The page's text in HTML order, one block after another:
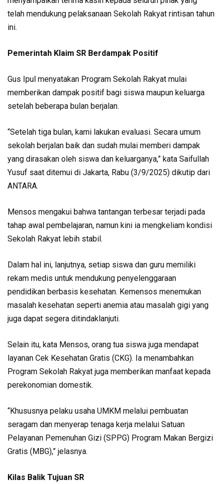
telah mendukung pelaksanaan Sekolah Rakyat rintisan tahun
ini.
Pemerintah Klaim SR Berdampak Positif
Gus Ipul menyatakan Program Sekolah Rakyat mulai
memberikan dampak positif bagi siswa maupun keluarga
setelah beberapa bulan berjalan.
“Setelah tiga bulan, kami lakukan evaluasi. Secara umum
sekolah berjalan baik dan sudah mulai memberi dampak
yang dirasakan oleh siswa dan keluarganya,” kata Saifullah
Yusuf saat ditemui di Jakarta, Rabu (3/9/2025) dikutip dari
ANTARA.
Mensos mengakui bahwa tantangan terbesar terjadi pada
tahap awal pembelajaran, namun kini ia mengkeliam kondisi
Sekolah Rakyat lebih stabil.
Dalam hal ini, lanjutnya, setiap siswa dan guru memiliki
rekam medis untuk mendukung penyelenggaraan
pendidikan berbasis kesehatan. Kemensos menemukan
masalah kesehatan seperti anemia atau masalah gigi yang
juga dapat segera ditindaklanjuti.
Selain itu, kata Mensos, orang tua siswa juga mendapat
layanan Cek Kesehatan Gratis (CKG). Ia menambahkan
Program Sekolah Rakyat juga memberikan manfaat kepada
perekonomian domestik.
“Khususnya pelaku usaha UMKM melalui pembuatan
seragam dan menyerap tenaga kerja melalui Satuan
Pelayanan Pemenuhan Gizi (SPPG) Program Makan Bergizi
Gratis (MBG),” jelasnya.
Kilas Balik Tujuan SR